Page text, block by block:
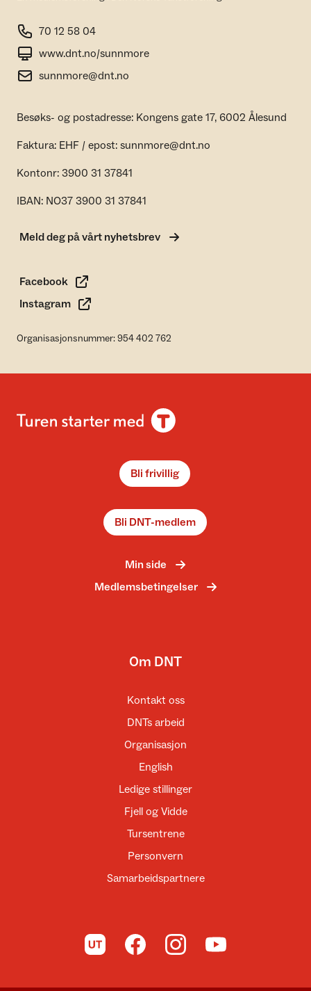
70 12 58 04
www.dnt.no/sunnmore
sunnmore@dnt.no
Besøks- og postadresse: Kongens gate 17, 6002 Ålesund
Faktura: EHF / epost: sunnmore@dnt.no
Kontonr: 3900 31 37841
IBAN: NO37 3900 31 37841
Meld deg på vårt nyhetsbrev
Facebook
Instagram
Organisasjonsnummer: 954 402 762
Bli frivillig
Bli DNT-medlem
Min side
Medlemsbetingelser
Om DNT
Kontakt oss
DNTs arbeid
Organisasjon
English
Ledige stillinger
Fjell og Vidde
Tursentrene
Personvern
Samarbeidspartnere
Til UT.no Til DNT på Facebook
Til DNT på Instagram
Til DNT på YouTube